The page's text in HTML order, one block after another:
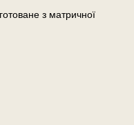
з матричної